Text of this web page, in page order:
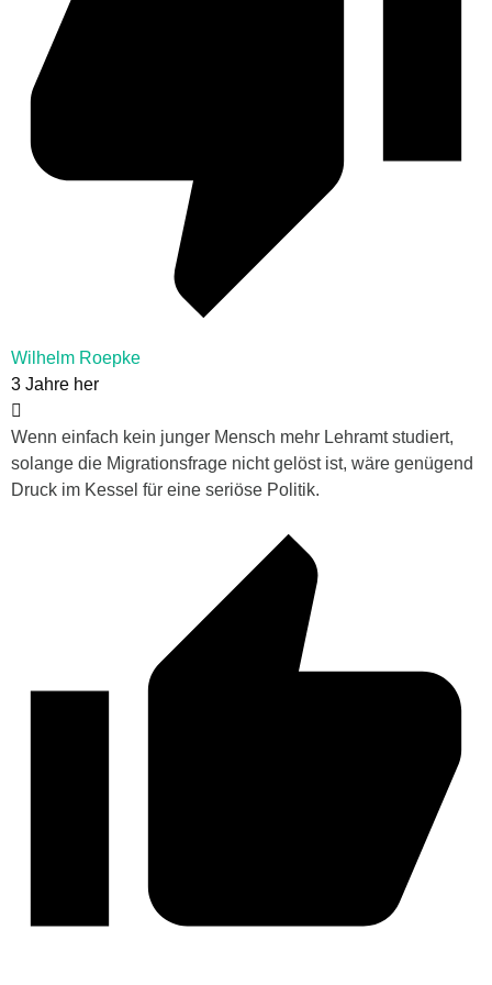
Wilhelm Roepke
3 Jahre her
Wenn einfach kein junger Mensch mehr Lehramt studiert,
solange die Migrationsfrage nicht gelöst ist, wäre genügend
Druck im Kessel für eine seriöse Politik.